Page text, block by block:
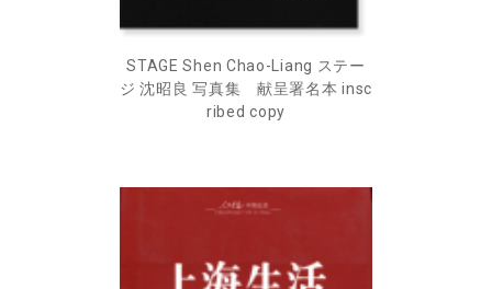
STAGE Shen Chao-Liang ステー
ジ 沈昭良 写真集 献呈署名本 insc
ribed copy